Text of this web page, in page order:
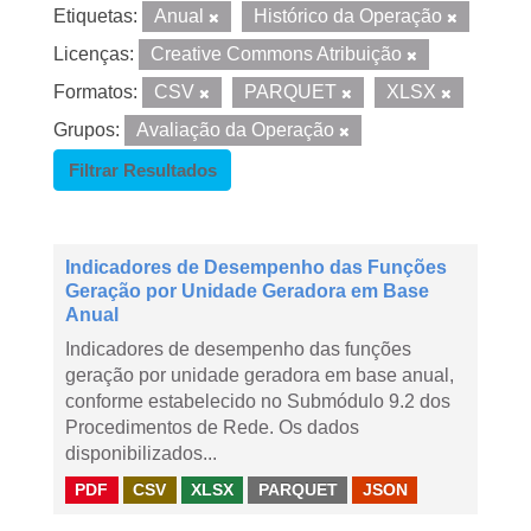
Etiquetas: Anual
Histórico da Operação
Licenças:
Creative Commons Atribuição
Formatos:
CSV PARQUET
XLSX
Grupos:
Avaliação da Operação
Filtrar Resultados
Indicadores de Desempenho das Funções
Geração por Unidade Geradora em Base
Anual
Indicadores de desempenho das funções
geração por unidade geradora em base anual,
conforme estabelecido no Submódulo 9.2 dos
Procedimentos de Rede. Os dados
disponibilizados...
PDF CSV XLSX PARQUET JSON